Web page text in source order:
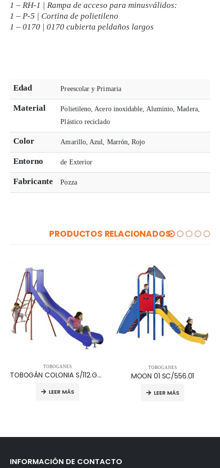
1 – RH-1 | Rampa de acceso para minusválidos:
1 – P-5 | Cortina de polietileno
1 – 0170 | 0170 cubierta peldaños largos
Edad Preescolar y Primaria
Material
Polietileno, Acero inoxidable, Aluminio, Madera,
Plástico reciclado
Color Amarillo, Azul, Marrón, Rojo
Entorno de Exterior
Fabricante Pozza
PRODUCTOS RELACIONADOS
TOBOGANES
TOBOGÁN COLONIA S/112.GSV
LEER MÁS
TOBOGANES
MOON 01 SC/556.01
LEER MÁS
INFORMACIÓN DE CONTACTO